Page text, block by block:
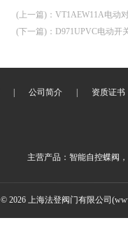
(上一篇) ： VT1AEW11A电动
(下一篇) ： D971UPVC电动开
公司简介 资质证书
主营产品：智能自控蝶阀
© 2026 上海法登阀门有限公司